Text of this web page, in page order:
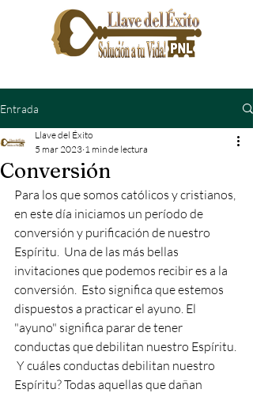
Entrada
Conversión
Llave del Éxito
5 mar 2023 1 min de lectura
Para los que somos católicos y cristianos,
en este día iniciamos un período de
conversión y purificación de nuestro
Espíritu.  Una de las más bellas
invitaciones que podemos recibir es a la
conversión.  Esto significa que estemos
dispuestos a practicar el ayuno. El
"ayuno" significa parar de tener
conductas que debilitan nuestro Espíritu.
Y cuáles conductas debilitan nuestro
Espíritu? Todas aquellas que dañan